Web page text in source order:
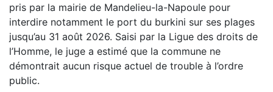
pris par la mairie de Mandelieu-la-Napoule pour
interdire notamment le port du burkini sur ses plages
jusqu’au 31 août 2026. Saisi par la Ligue des droits de
l’Homme, le juge a estimé que la commune ne
démontrait aucun risque actuel de trouble à l’ordre
public.